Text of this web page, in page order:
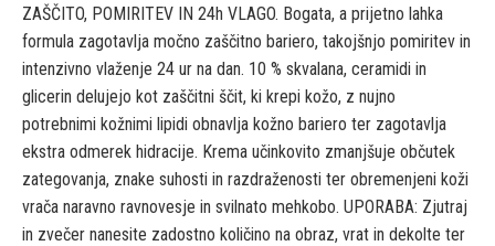
ZAŠČITO, POMIRITEV IN 24h VLAGO. Bogata, a prijetno lahka
formula zagotavlja močno zaščitno bariero, takojšnjo pomiritev in
intenzivno vlaženje 24 ur na dan. 10 % skvalana, ceramidi in
glicerin delujejo kot zaščitni ščit, ki krepi kožo, z nujno
potrebnimi kožnimi lipidi obnavlja kožno bariero ter zagotavlja
ekstra odmerek hidracije. Krema učinkovito zmanjšuje občutek
zategovanja, znake suhosti in razdraženosti ter obremenjeni koži
vrača naravno ravnovesje in svilnato mehkobo. UPORABA: Zjutraj
in zvečer nanesite zadostno količino na obraz, vrat in dekolte ter